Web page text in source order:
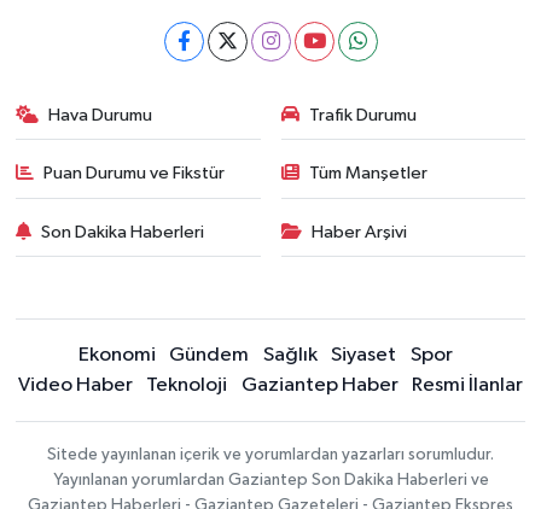
Hava Durumu Trafik Durumu
Puan Durumu ve Fikstür Tüm Manşetler
Son Dakika Haberleri Haber Arşivi
Ekonomi Gündem Sağlık Siyaset
Spor
Video Haber
Teknoloji Gaziantep Haber Resmi İlanlar
Sitede yayınlanan içerik ve yorumlardan yazarları sorumludur.
Yayınlanan yorumlardan Gaziantep Son Dakika Haberleri ve
Gaziantep Haberleri - Gaziantep Gazeteleri - Gaziantep Ekspres